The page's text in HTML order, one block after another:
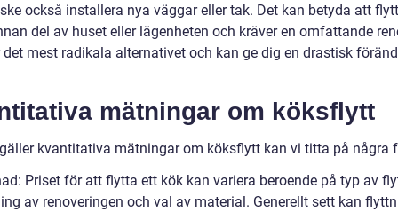
också installera nya väggar eller tak. Det kan betyda att
del av huset eller lägenheten och kräver en omfattande
det mest radikala alternativet och kan ge dig en drastisk
mätningar om köksflytt
kvantitativa mätningar om köksflytt kan vi titta på några
Priset för att flytta ett kök kan variera beroende på typ av
av renoveringen och val av material. Generellt sett kan